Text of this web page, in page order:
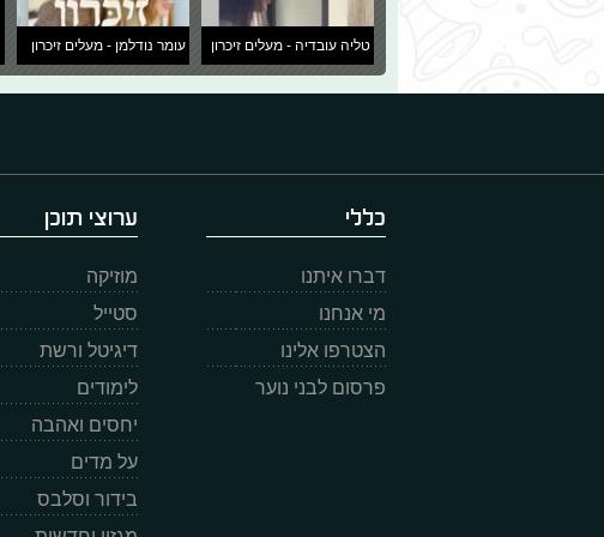
טליה עובדיה - מעלים זיכרון עומר נודלמן - מעלים זיכרון
כללי
דברו איתנו
מי אנחנו
הצטרפו אלינו
פרסום לבני נוער
ערוצי תוכן
מוזיקה
סטייל
דיגיטל ורשת
לימודים
יחסים ואהבה
על מדים
בידור וסלבס